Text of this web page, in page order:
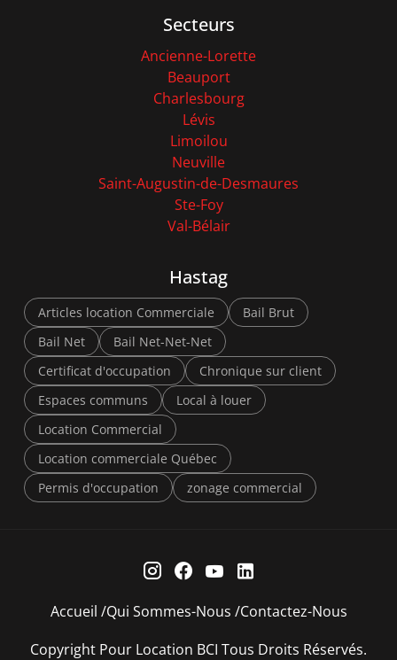
Secteurs
Ancienne-Lorette
Beauport
Charlesbourg
Lévis
Limoilou
Neuville
Saint-Augustin-de-Desmaures
Ste-Foy
Val-Bélair
Hastag
Articles location Commerciale
Bail Brut
Bail Net
Bail Net-Net-Net
Certificat d'occupation
Chronique sur client
Espaces communs
Local à louer
Location Commercial
Location commerciale Québec
Permis d'occupation
zonage commercial
Accueil Qui Sommes-Nous Contactez-Nous
Copyright Pour Location BCI Tous Droits Réservés.